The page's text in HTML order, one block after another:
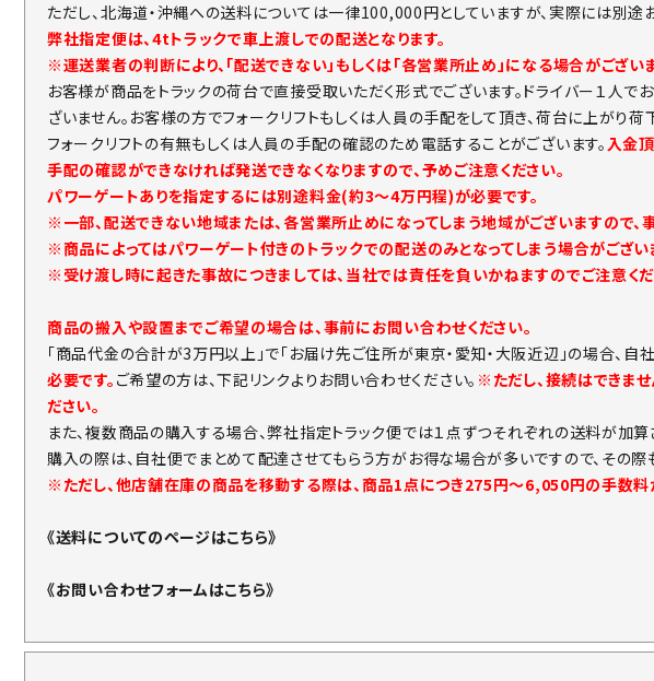
ただし、北海道・沖縄への送料については一律100,000円としていますが、実際には別途
弊社指定便は、4tトラックで車上渡しでの配送となります。
※運送業者の判断により、「配送できない」もしくは「各営業所止め」になる場合がござい
お客様が商品をトラックの荷台で直接受取いただく形式でございます。ドライバー１人で
ざいません。お客様の方でフォークリフトもしくは人員の手配をして頂き、荷台に上がり荷
フォークリフトの有無もしくは人員の手配の確認のため電話することがございます。入金
手配の確認ができなければ発送できなくなりますので、予めご注意ください。
パワーゲートありを指定するには別途料金(約3～4万円程)が必要です。
※一部、配送できない地域または、各営業所止めになってしまう地域がございますので、
※商品によってはパワーゲート付きのトラックでの配送のみとなってしまう場合がござい
※受け渡し時に起きた事故につきましては、当社では責任を負いかねますのでご注意くだ
商品の搬入や設置までご希望の場合は、事前にお問い合わせください。
「商品代金の合計が3万円以上」で「お届け先ご住所が東京・愛知・大阪近辺」の場合、自
必要です。 ご希望の方は、下記リンクよりお問い合わせください。 ※ただし、接続はできま
ださい。
また、複数商品の購入する場合、弊社指定トラック便では１点ずつそれぞれの送料が加
購入の際は、自社便でまとめて配達させてもらう方がお得な場合が多いですので、その際
※ただし、他店舗在庫の商品を移動する際は、商品1点につき275円～6,050円の手数料
《送料についてのページはこちら》
《お問い合わせフォームはこちら》